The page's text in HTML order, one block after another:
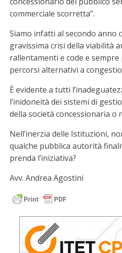
commerciale scorretta”.
Siamo infatti al secondo anno
gravissima crisi della viabilità
rallentamenti e code e
percorsi alternativi a
È evidente a tutti
l’inidoneità dei sistemi di
della società concessionaria o
Nell’inerzia delle Istituzioni,
qualche pubblica autorità
prenda l’iniziativa?
Avv. Andrea Agostini